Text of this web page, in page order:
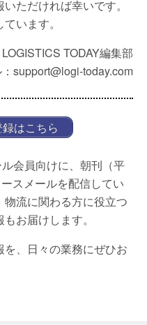
ただければ幸いです。
います。
LOGISTICS TODAY編集部
support@logi-today.com
はこちら
会員向けに、朝刊（平
スメールを配信してい
流に関わる方に役立つ
お届けします。
、日々の業務にぜひお